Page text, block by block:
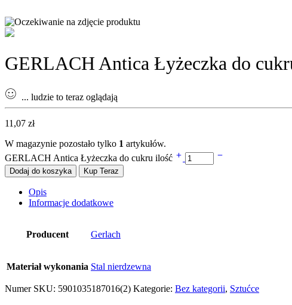
GERLACH Antica Łyżeczka do
... ludzie to teraz oglądają
11,07 zł
W magazynie pozostało tylko 1 artykułów.
GERLACH Antica Łyżeczka do cukru ilość
Dodaj do koszyka Kup Teraz
Opis
Informacje dodatkowe
Producent Gerlach
Materiał wykonania Stal nierdzewna
Numer SKU: 5901035187016(2) Kategorie: Bez kategorii, Sztućce